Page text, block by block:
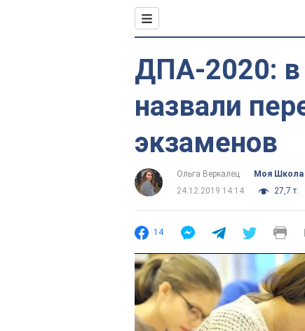
ДПА-2020: в
назвали
экзаменов
Ольга Веркалец
Моя Школа
24.12.2019 14:14
27,7 т.
14